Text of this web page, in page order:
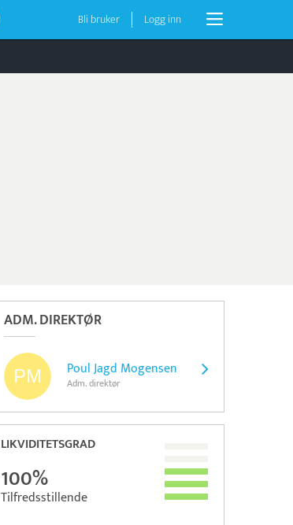
Bli bruker Logg inn
ADM. DIREKTØR
Poul Jagd Mogensen
Adm. direktør
LIKVIDITETSGRAD
100%
Tilfredsstillende